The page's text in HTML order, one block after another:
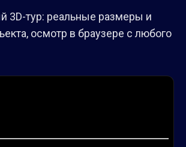
3D-тур: реальные размеры и
осмотр в браузере с любого